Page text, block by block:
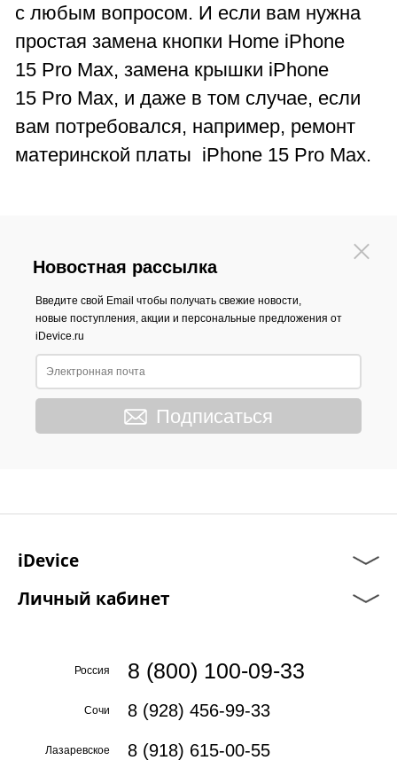
с любым вопросом. И если вам нужна
простая замена кнопки Home iPhone
15 Pro Max, замена крышки iPhone
15 Pro Max, и даже в том случае, если
вам потребовался, например, ремонт
материнской платы iPhone 15 Pro Max.
Новостная рассылка
Введите свой Email чтобы получать свежие новости,
новые поступления, акции и персональные предложения от
iDevice.ru
Подписаться
iDevice
Личный кабинет
Россия 8 (800) 100-09-33
Сочи 8 (928) 456-99-33
Лазаревское 8 (918) 615-00-55